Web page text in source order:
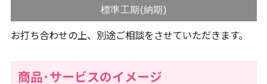
標準工期(納期)
お打ち合わせの上、別途ご相談をさせていただきます。
商品･サービスのイメージ